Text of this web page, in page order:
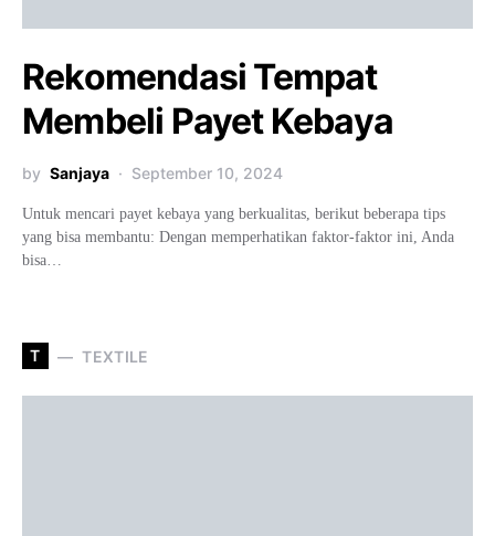
Rekomendasi Tempat
Membeli Payet Kebaya
by Sanjaya September 10, 2024
Untuk mencari payet kebaya yang berkualitas, berikut beberapa tips
yang bisa membantu: Dengan memperhatikan faktor-faktor ini, Anda
bisa…
T TEXTILE